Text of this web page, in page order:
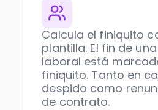
Calcula el finiquito
plantilla. El fin de
laboral está
finiquito. Tanto en
despido como
de contrato.